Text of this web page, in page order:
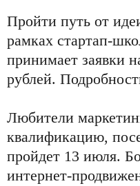
Пройти путь от
рамках стартап-
принимает заявки
рублей.
Любители
квалификацию,
пройдет 13 июля.
интернет-